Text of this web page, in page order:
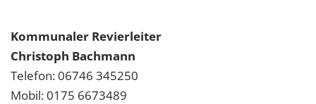
Kommunaler Revierleiter
Christoph Bachmann
Telefon: 06746 345250
Mobil: 0175 6673489